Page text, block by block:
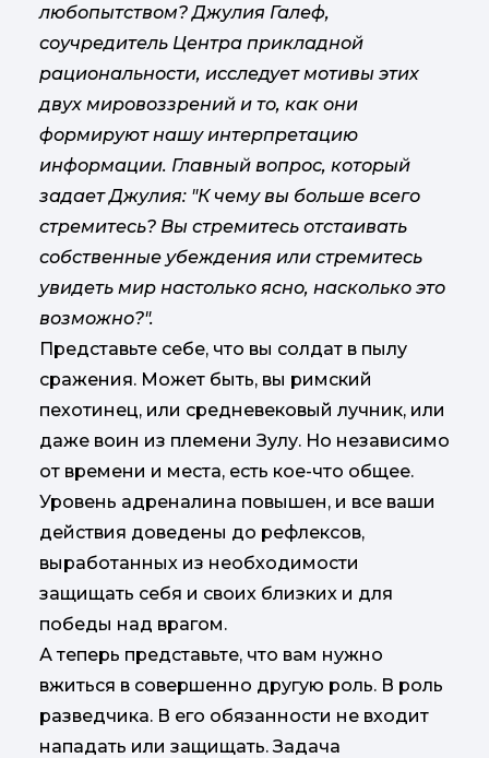
любопытством? Джулия Галеф,
соучредитель Центра прикладной
рациональности, исследует мотивы этих
двух мировоззрений и то, как они
формируют нашу интерпретацию
информации. Главный вопрос, который
задает Джулия: "К чему вы больше всего
стремитесь? Вы стремитесь отстаивать
собственные убеждения или стремитесь
увидеть мир настолько ясно, насколько это
возможно?".
Представьте себе, что вы солдат в пылу
сражения. Может быть, вы римский
пехотинец, или средневековый лучник, или
даже воин из племени Зулу. Но независимо
от времени и места, есть кое-что общее.
Уровень адреналина повышен, и все ваши
действия доведены до рефлексов,
выработанных из необходимости
защищать себя и своих близких и для
победы над врагом.
А теперь представьте, что вам нужно
вжиться в совершенно другую роль. В роль
разведчика. В его обязанности не входит
нападать или защищать. Задача